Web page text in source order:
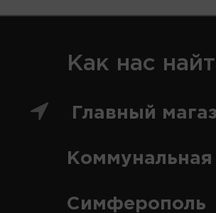
Как нас
Главный
Коммунальная
Симферополь